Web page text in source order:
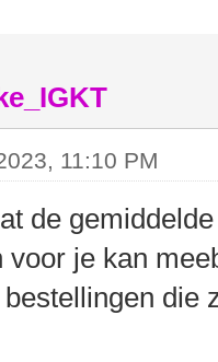
11:10 PM
de
voor je kan
die